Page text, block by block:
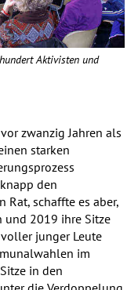
Aktivisten und
zwanzig Jahren als
starken
den
Rat, schaffte es aber,
und 2019 ihre Sitze
junger Leute
im
in den